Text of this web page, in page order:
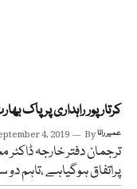
کرتار پور راہداری پر پاک
4, 2019 Byعمیر رانا
ترجمان دفتر خارجہ
پراتفاق ہوگیاہے ،تاہم